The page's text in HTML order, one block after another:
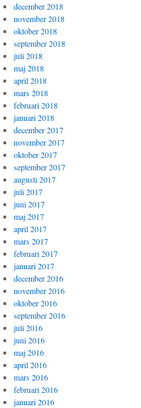
december 2018
november 2018
oktober 2018
september 2018
juli 2018
maj 2018
april 2018
mars 2018
februari 2018
januari 2018
december 2017
november 2017
oktober 2017
september 2017
augusti 2017
juli 2017
juni 2017
maj 2017
april 2017
mars 2017
februari 2017
januari 2017
december 2016
november 2016
oktober 2016
september 2016
juli 2016
juni 2016
maj 2016
april 2016
mars 2016
februari 2016
januari 2016